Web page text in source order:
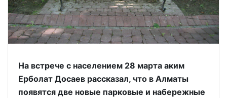
На встрече с населением 28 марта аким
Ерболат Досаев рассказал, что в Алматы
появятся две новые парковые и набережные